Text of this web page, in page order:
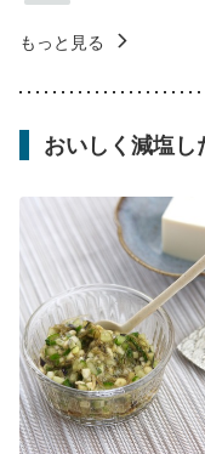
もっと見る
おいしく減塩し